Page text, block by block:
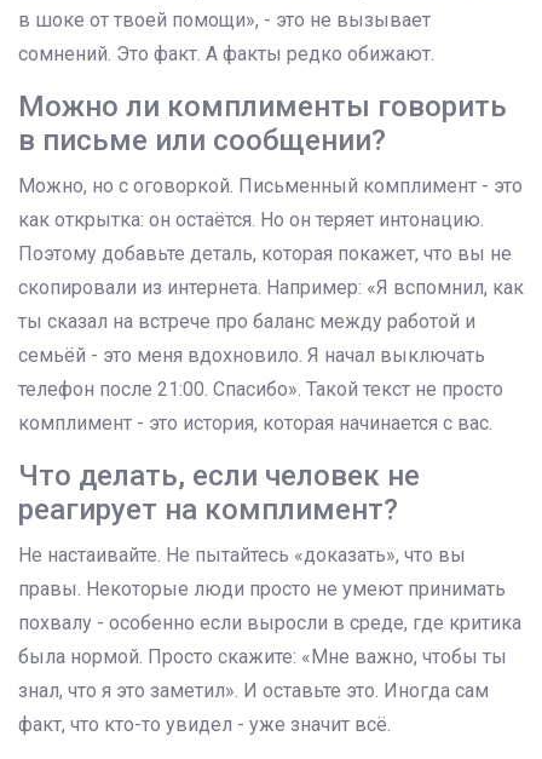
в шоке от твоей помощи», - это не вызывает
сомнений. Это факт. А факты редко обижают.
Можно ли комплименты говорить
в письме или сообщении?
Можно, но с оговоркой. Письменный комплимент - это
как открытка: он остаётся. Но он теряет интонацию.
Поэтому добавьте деталь, которая покажет, что вы не
скопировали из интернета. Например: «Я вспомнил, как
ты сказал на встрече про баланс между работой и
семьёй - это меня вдохновило. Я начал выключать
телефон после 21:00. Спасибо». Такой текст не просто
комплимент - это история, которая начинается с вас.
Что делать, если человек не
реагирует на комплимент?
Не настаивайте. Не пытайтесь «доказать», что вы
правы. Некоторые люди просто не умеют принимать
похвалу - особенно если выросли в среде, где критика
была нормой. Просто скажите: «Мне важно, чтобы ты
знал, что я это заметил». И оставьте это. Иногда сам
факт, что кто-то увидел - уже значит всё.